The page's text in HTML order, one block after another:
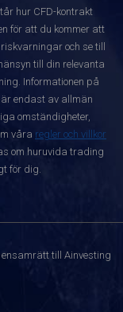
hur CFD-kontrakt
för att du kommer att
och se till
till din relevanta
Informationen på
endast av allmän
omständigheter,
våra regler och villkor
om huruvida trading
för dig.
till Ainvesting